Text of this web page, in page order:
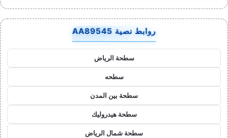
روابط نصية AA89545
سطحة الرياض
سطحه
سطحة بين المدن
سطحة هيدروليك
سطحة شمال الرياض